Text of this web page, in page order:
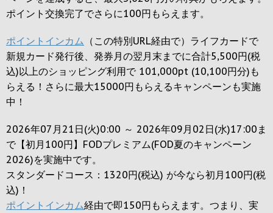
ポイント交換完了でさらに100円 もらえます。
ポイントインカム （この特別URL経由で）ライフカードで
新規カード発行後、発券月の翌月末までに合計5,500円(税
込)以上のショッピング利用で 101,000pt (10,100円分)も
らえる！さらに最大15000円もらえるキャンペーンも実施
中！
2026年07月21日(火)0:00 ～ 2026年09月02日(水)17:00ま
で【初月100円】FODプレミアム(FOD夏のキャンペーン
2026)を実施中です。
スタンダードコース：1320円(税込) が今なら初月100円(税
込)！
ポイントインカム経由で即150円もらえます。つまり、実